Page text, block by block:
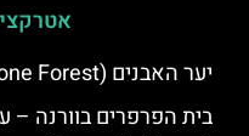
יער האבנים (Stone Forest) ליד ורנה
בית הפרפרים בוורנה –